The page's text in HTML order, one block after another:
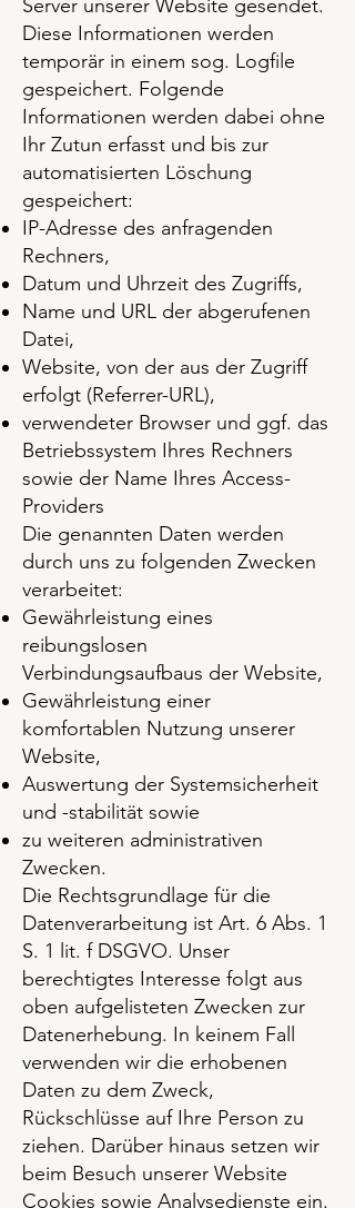
Server unserer Website gesendet.
Diese Informationen werden
temporär in einem sog. Logfile
gespeichert. Folgende
Informationen werden dabei ohne
Ihr Zutun erfasst und bis zur
automatisierten Löschung
gespeichert:
IP-Adresse des anfragenden
Rechners,
Datum und Uhrzeit des Zugriffs,
Name und URL der abgerufenen
Datei,
Website, von der aus der Zugriff
erfolgt (Referrer-URL),
verwendeter Browser und ggf. das
Betriebssystem Ihres Rechners
sowie der Name Ihres Access-
Providers
Die genannten Daten werden
durch uns zu folgenden Zwecken
verarbeitet:
Gewährleistung eines
reibungslosen
Verbindungsaufbaus der Website,
Gewährleistung einer
komfortablen Nutzung unserer
Website,
Auswertung der Systemsicherheit
und -stabilität sowie
zu weiteren administrativen
Zwecken.
Die Rechtsgrundlage für die
Datenverarbeitung ist Art. 6 Abs. 1
S. 1 lit. f DSGVO. Unser
berechtigtes Interesse folgt aus
oben aufgelisteten Zwecken zur
Datenerhebung. In keinem Fall
verwenden wir die erhobenen
Daten zu dem Zweck,
Rückschlüsse auf Ihre Person zu
ziehen. Darüber hinaus setzen wir
beim Besuch unserer Website
Cookies sowie Analysedienste ein.